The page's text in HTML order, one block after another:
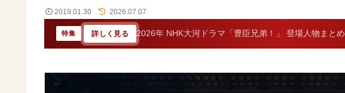
2019.01.30 2026.07.07
特集 詳しく見る 2026年 NHK大河ドラマ「豊臣兄弟！」 登場人物まとめ